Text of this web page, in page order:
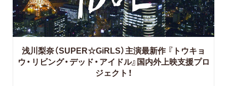
浅川梨奈（SUPER☆GiRLS）主演最新作『トウキョ
ウ・リビング・デッド・アイドル』国内外上映支援プロ
ジェクト！